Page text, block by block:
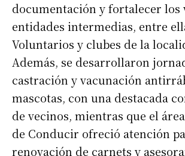
documentación y fortalecer los
entidades intermedias, entre
Voluntarios y clubes de la
Además, se desarrollaron
castración y vacunación
mascotas, con una destacada
de vecinos, mientras que el
de Conducir ofreció atención
renovación de carnets y